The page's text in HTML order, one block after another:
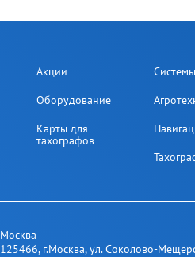
Акции
Оборудование
Карты для
тахографов
Москва
125466, г.Москва,ул. Соколово-